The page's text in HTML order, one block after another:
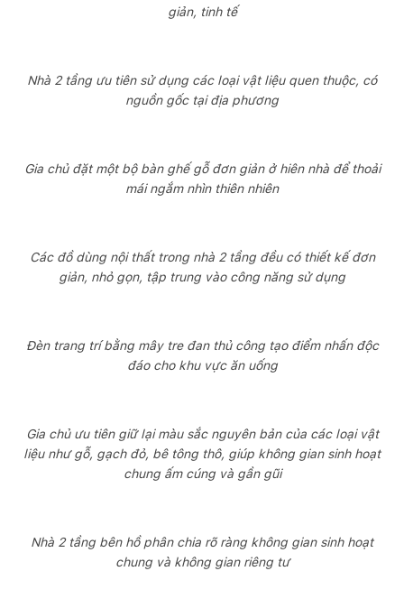
giản, tinh tế
Nhà 2 tầng ưu tiên sử dụng các loại vật liệu quen thuộc, có
nguồn gốc tại địa phương
Gia chủ đặt một bộ bàn ghế gỗ đơn giản ở hiên nhà để thoải
mái ngắm nhìn thiên nhiên
Các đồ dùng nội thất trong nhà 2 tầng đều có thiết kế đơn
giản, nhỏ gọn, tập trung vào công năng sử dụng
Đèn trang trí bằng mây tre đan thủ công tạo điểm nhấn độc
đáo cho khu vực ăn uống
Gia chủ ưu tiên giữ lại màu sắc nguyên bản của các loại vật
liệu như gỗ, gạch đỏ, bê tông thô, giúp không gian sinh hoạt
chung ấm cúng và gần gũi
Nhà 2 tầng bên hồ phân chia rõ ràng không gian sinh hoạt
chung và không gian riêng tư